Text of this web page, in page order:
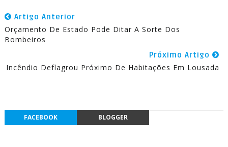
Artigo Anterior
Orçamento De Estado Pode Ditar A Sorte Dos
Bombeiros
Próximo Artigo
Incêndio Deflagrou Próximo De Habitações Em Lousada
FACEBOOK BLOGGER